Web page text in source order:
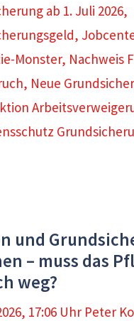
ab 1. Juli 2026,
,
Monster, Nachweis
, Neue
und
– muss das
weg?
17:06 Uhr Peter